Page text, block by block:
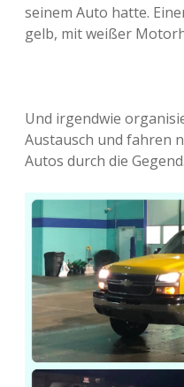
seinem Auto hatte.
gelb, mit weißer
Und irgendwie
Austausch und fahren
Autos durch die Gegend.